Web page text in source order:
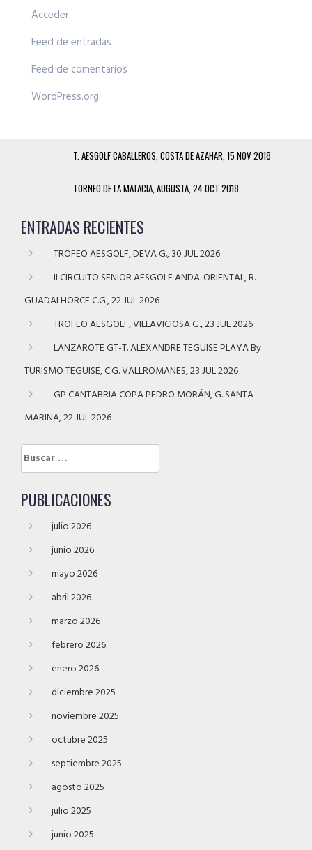
Acceder
Feed de entradas
Feed de comentarios
WordPress.org
T. AESGOLF CABALLEROS, COSTA DE AZAHAR, 15 NOV 2018
TORNEO DE LA MATACIA, AUGUSTA, 24 OCT 2018
ENTRADAS RECIENTES
TROFEO AESGOLF, DEVA G., 30 JUL 2026
II CIRCUITO SENIOR AESGOLF ANDA. ORIENTAL, R.
GUADALHORCE C.G., 22 JUL 2026
TROFEO AESGOLF, VILLAVICIOSA G., 23 JUL 2026
LANZAROTE GT-T. ALEXANDRE TEGUISE PLAYA By
TURISMO TEGUISE, C.G. VALLROMANES, 23 JUL 2026
GP CANTABRIA COPA PEDRO MORÁN, G. SANTA
MARINA, 22 JUL 2026
Buscar:
PUBLICACIONES
julio 2026
junio 2026
mayo 2026
abril 2026
marzo 2026
febrero 2026
enero 2026
diciembre 2025
noviembre 2025
octubre 2025
septiembre 2025
agosto 2025
julio 2025
junio 2025